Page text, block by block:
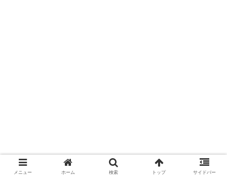
メニュー ホーム 検索 トップ サイドバー